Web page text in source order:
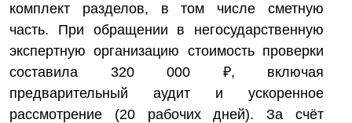
комплект разделов, в том числе сметную
часть. При обращении в негосударственную
экспертную организацию стоимость проверки
составила 320 000 ₽, включая
предварительный аудит и ускоренное
рассмотрение (20 рабочих дней). За счёт